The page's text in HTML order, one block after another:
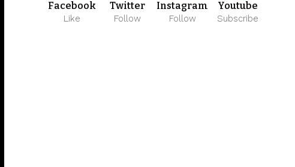
Facebook
Like
Twitter
Follow
Instagram
Follow
Youtube
Subscribe